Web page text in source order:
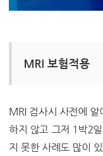
MRI 보험적용
MRI 검사시 사전에 알
하지 않고 그저 1박2
지 못한 사례도 많이